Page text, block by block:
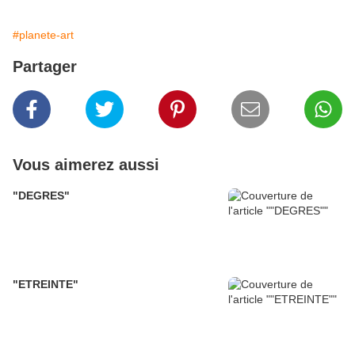
#planete-art
Partager
Vous aimerez aussi
"DEGRES"
"ETREINTE"